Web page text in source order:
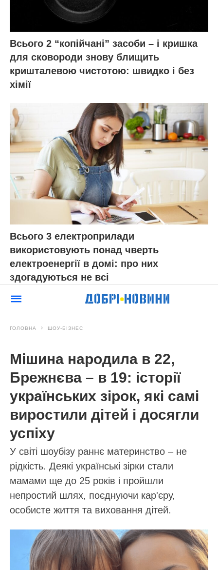
Всього 2 “копійчані” засоби – і кришка
для сковороди знову блищить
кришталевою чистотою: швидко і без
хімії
Всього 3 електроприлади
використовують понад чверть
електроенергії в домі: про них
здогадуються не всі